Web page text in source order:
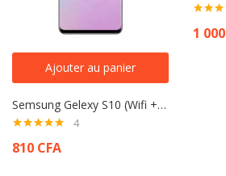
Ajouter au panier
Semsung Gelexy S10 (Wifi + LTE)
sur 5
4
810 CFA
sur 5
1 000